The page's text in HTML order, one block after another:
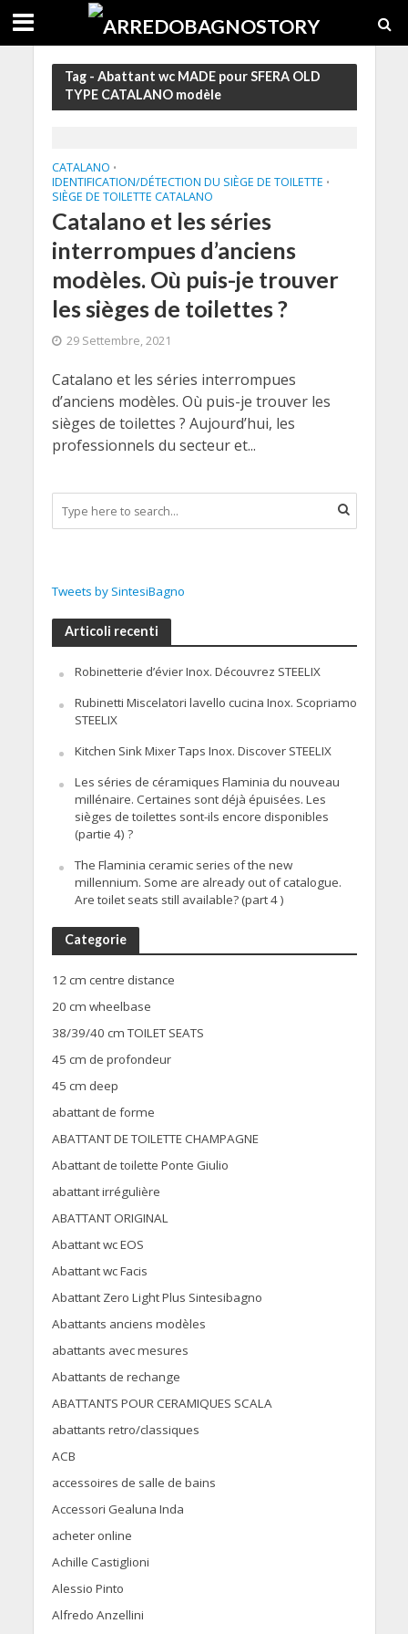
Tag - Abattant wc MADE pour SFERA OLD
TYPE CATALANO modèle
CATALANO •
IDENTIFICATION/DÉTECTION DU SIÈGE DE TOILETTE •
SIÈGE DE TOILETTE CATALANO
Catalano et les séries
interrompues d’anciens
modèles. Où puis-je trouver
les sièges de toilettes ?
29 Settembre, 2021
Catalano et les séries interrompues
d’anciens modèles. Où puis-je trouver les
sièges de toilettes ? Aujourd’hui, les
professionnels du secteur et...
Tweets by SintesiBagno
Articoli recenti
Robinetterie d’évier Inox. Découvrez STEELIX
Rubinetti Miscelatori lavello cucina Inox. Scopriamo
STEELIX
Kitchen Sink Mixer Taps Inox. Discover STEELIX
Les séries de céramiques Flaminia du nouveau
millénaire. Certaines sont déjà épuisées. Les
sièges de toilettes sont-ils encore disponibles
(partie 4) ?
The Flaminia ceramic series of the new
millennium. Some are already out of catalogue.
Are toilet seats still available? (part 4 )
Categorie
12 cm centre distance
20 cm wheelbase
38/39/40 cm TOILET SEATS
45 cm de profondeur
45 cm deep
abattant de forme
ABATTANT DE TOILETTE CHAMPAGNE
Abattant de toilette Ponte Giulio
abattant irrégulière
ABATTANT ORIGINAL
Abattant wc EOS
Abattant wc Facis
Abattant Zero Light Plus Sintesibagno
Abattants anciens modèles
abattants avec mesures
Abattants de rechange
ABATTANTS POUR CERAMIQUES SCALA
abattants retro/classiques
ACB
accessoires de salle de bains
Accessori Gealuna Inda
acheter online
Achille Castiglioni
Alessio Pinto
Alfredo Anzellini